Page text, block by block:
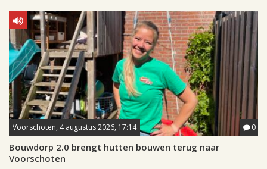
Voorschoten, 4 augustus 2026, 17:14 0
Bouwdorp 2.0 brengt hutten bouwen terug naar
Voorschoten